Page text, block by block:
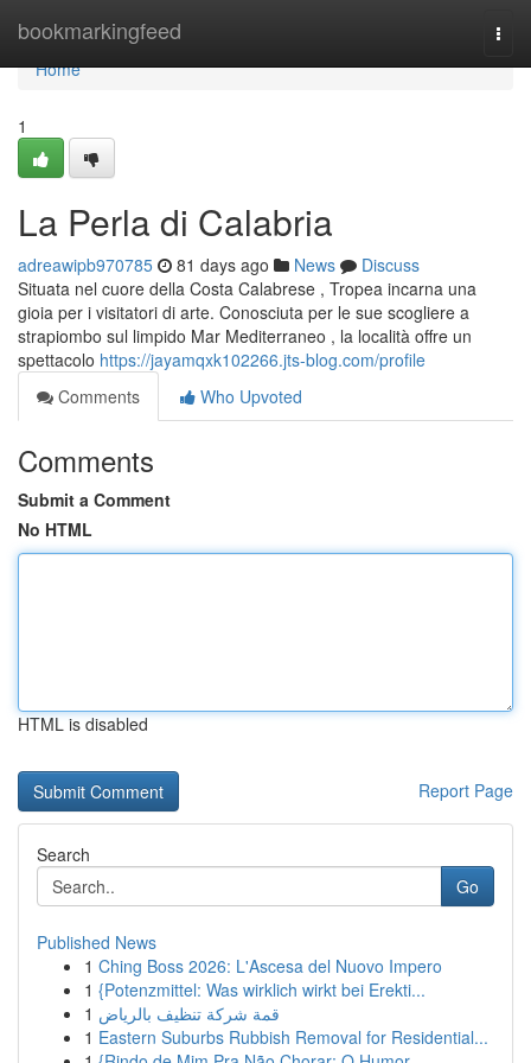
bookmarkingfeed
Home
Home
1
La Perla di Calabria
adreawipb970785 81 days ago News
Discuss
Situata nel cuore della Costa Calabrese , Tropea incarna una
gioia per i visitatori di arte. Conosciuta per le sue scogliere a
strapiombo sul limpido Mar Mediterraneo , la località offre un
spettacolo https://jayamqxk102266.jts-blog.com/profile
Comments
Who Upvoted
Comments
Submit a Comment
No HTML
HTML is disabled
Report Page
Search
Go
Published News
1 Ching Boss 2026: L'Ascesa del Nuovo Impero
1 {Potenzmittel: Was wirklich wirkt bei Erekti...
1 قمة شركة تنظيف بالرياض
1 Eastern Suburbs Rubbish Removal for Residential...